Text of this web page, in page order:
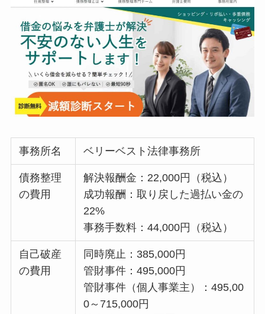
事務所名 ベリーベスト法律事務所
債務整理
の費用
解決報酬金：22,000円（税込）
成功報酬：取り戻した過払い金の
22%
事務手数料：44,000円（税込）
自己破産
の費用
同時廃止：385,000円
管財事件：495,000円
管財事件（個人事業主）：495,00
0～715,000円